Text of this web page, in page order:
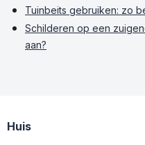
Tuinbeits gebruiken: zo
Schilderen op een
aan?
Huis